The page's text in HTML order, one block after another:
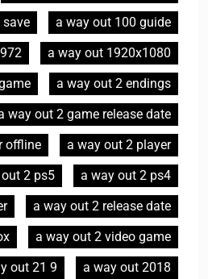
a way out 100 guide
a way out 1920x1080
a way out 2 endings
way out 2 game release date
a way out 2 player
offline
a way out 2 ps4
2 ps5
a way out 2 release date
a way out 2 video game
a way out 2018
out 21 9